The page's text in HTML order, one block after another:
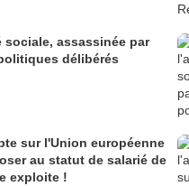
sociale, assassinée par
délibérés
sur l'Union européenne
au statut de salarié de
exploite !